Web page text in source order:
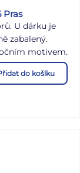
Pras
U dárku je
zabalený.
motivem.
na
vánoční
do košíku